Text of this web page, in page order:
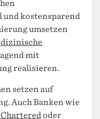
und kostensparend
umsetzen
mit
realisieren.
setzen auf
Auch Banken wie
oder